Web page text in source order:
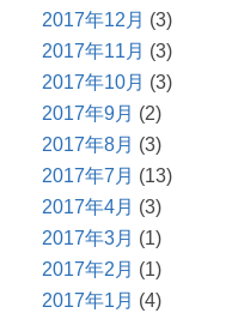
2017年12月 (3)
2017年11月 (3)
2017年10月 (3)
2017年9月 (2)
2017年8月 (3)
2017年7月 (13)
2017年4月 (3)
2017年3月 (1)
2017年2月 (1)
2017年1月 (4)